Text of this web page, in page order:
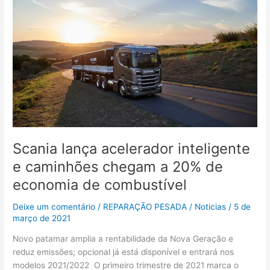
Scania lança acelerador inteligente
e caminhões chegam a 20% de
economia de combustível
Deixe um comentário / REPARAÇÃO PESADA / Noticias / 5 de
março de 2021
Novo patamar amplia a rentabilidade da Nova Geração e
reduz emissões; opcional já está disponível e entrará nos
modelos 2021/2022 O primeiro trimestre de 2021 marca o
e
caminhões
chegam
a
20%
de
economia
de
combustível